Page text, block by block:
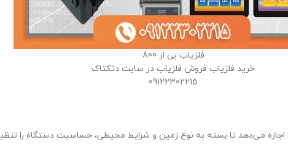
فلزیاب بی ار 800
خرید فلزیاب فروش فلزیاب در سایت دتکتاک
09122302215
می‌دهد تا بسته به نوع زمین و شرایط محیطی، حساسیت دستگاه را